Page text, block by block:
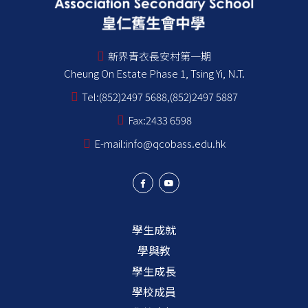
新界青衣長安村第一期
Cheung On Estate Phase 1, Tsing Yi, N.T.
Tel:(852)2497 5688,(852)2497 5887
Fax:2433 6598
E-mail:info@qcobass.edu.hk
學生成就
學與教
學生成長
學校成員